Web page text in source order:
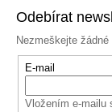
Odebírat
Nezmeškejte
E-mail
Vložením e-mailu